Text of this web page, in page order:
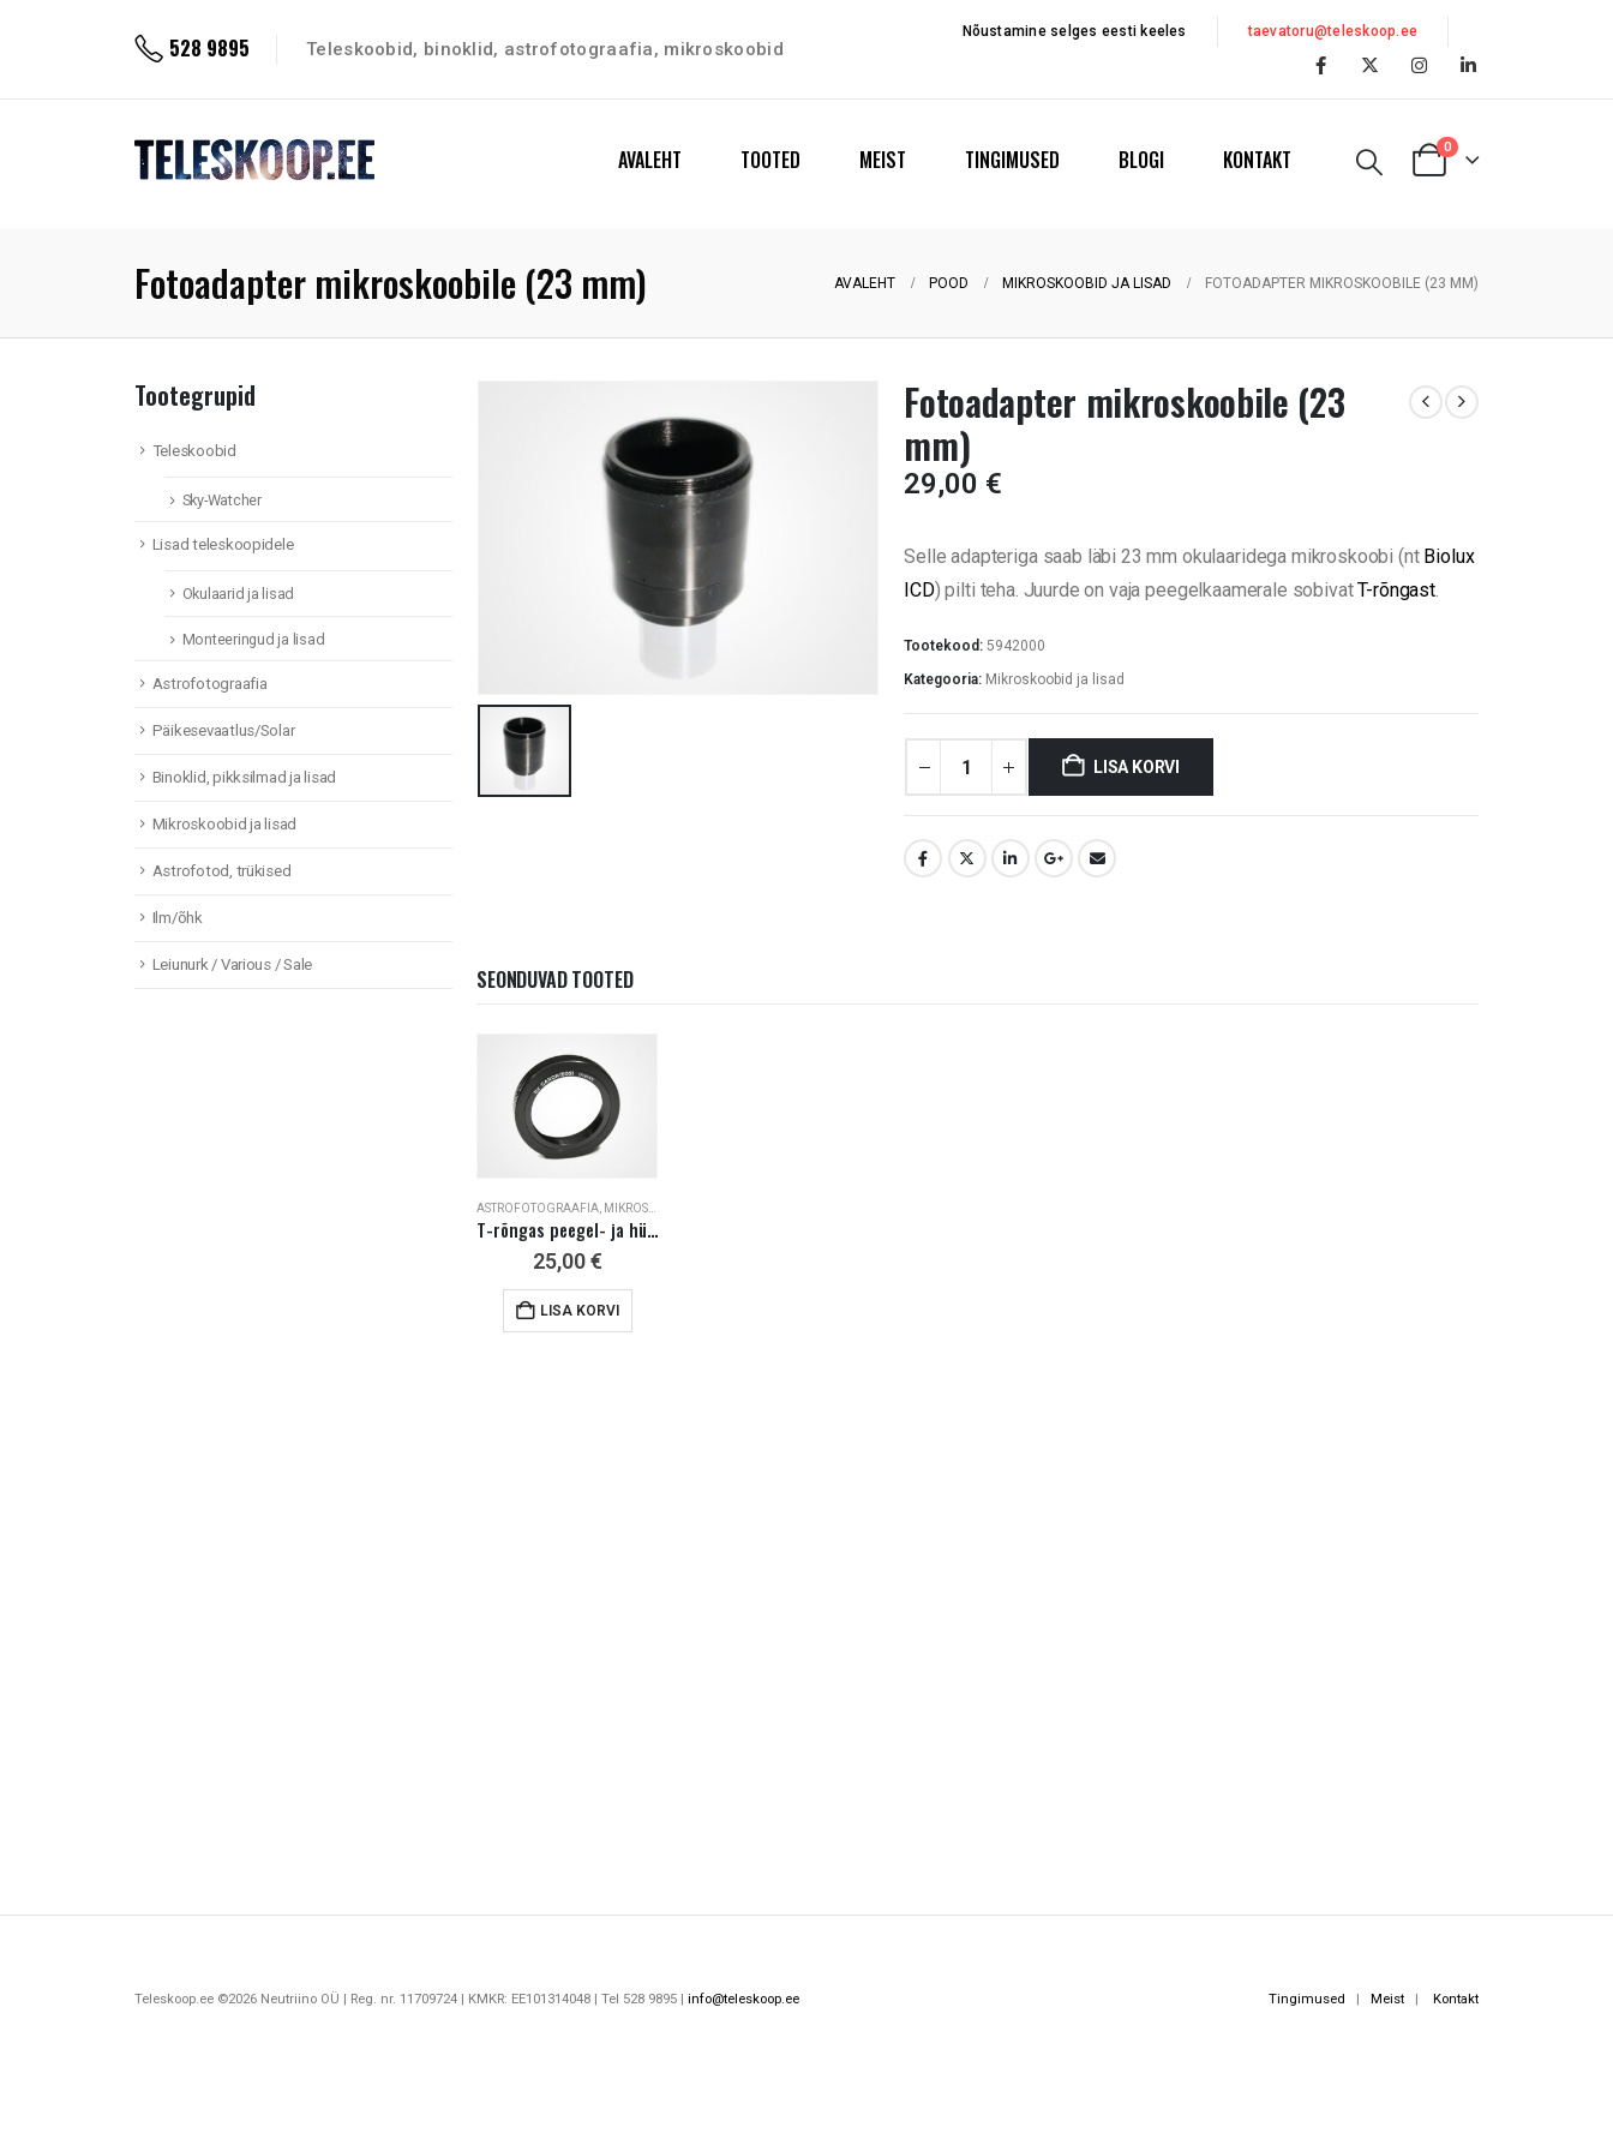
528 9895 Teleskoobid, binoklid, astrofotograafia, mikroskoobid
Nõustamine selges eesti keeles taevatoru@teleskoop.ee
AVALEHT TOOTED MEIST TINGIMUSED BLOGI KONTAKT 0
Fotoadapter mikroskoobile (23 mm) AVALEHT POOD MIKROSKOOBID JA LISAD FOTOADAPTER MIKROSKOOBILE (23 MM)
Fotoadapter mikroskoobile (23
mm)
29,00 €
Selle adapteriga saab läbi 23 mm okulaaridega mikroskoobi (nt Biolux
ICD) pilti teha. Juurde on vaja peegelkaamerale sobivatT-rõngast.
Tootekood:5942000
Kategooria: Mikroskoobid ja lisad
LISA KORVI
SEONDUVAD TOOTED
ASTROFOTOGRAAFIA, MIKROSKOOBID JA LISAD
T-rõngas peegel- ja hübriidkaamerale (Canon, Nikon, Minolta, Pentax…)
25,00€
LISA KORVI
Tootegrupid
Teleskoobid
Sky-Watcher
Lisad teleskoopidele
Okulaarid ja lisad
Monteeringud ja lisad
Astrofotograafia
Päikesevaatlus/Solar
Binoklid, pikksilmad ja lisad
Mikroskoobid ja lisad
Astrofotod, trükised
Ilm/õhk
Leiunurk / Various / Sale
Teleskoop.ee ©2026 Neutriino OÜ | Reg. nr. 11709724 | KMKR: EE101314048 | Tel 528 9895 | info@teleskoop.ee Tingimused | Meist | Kontakt